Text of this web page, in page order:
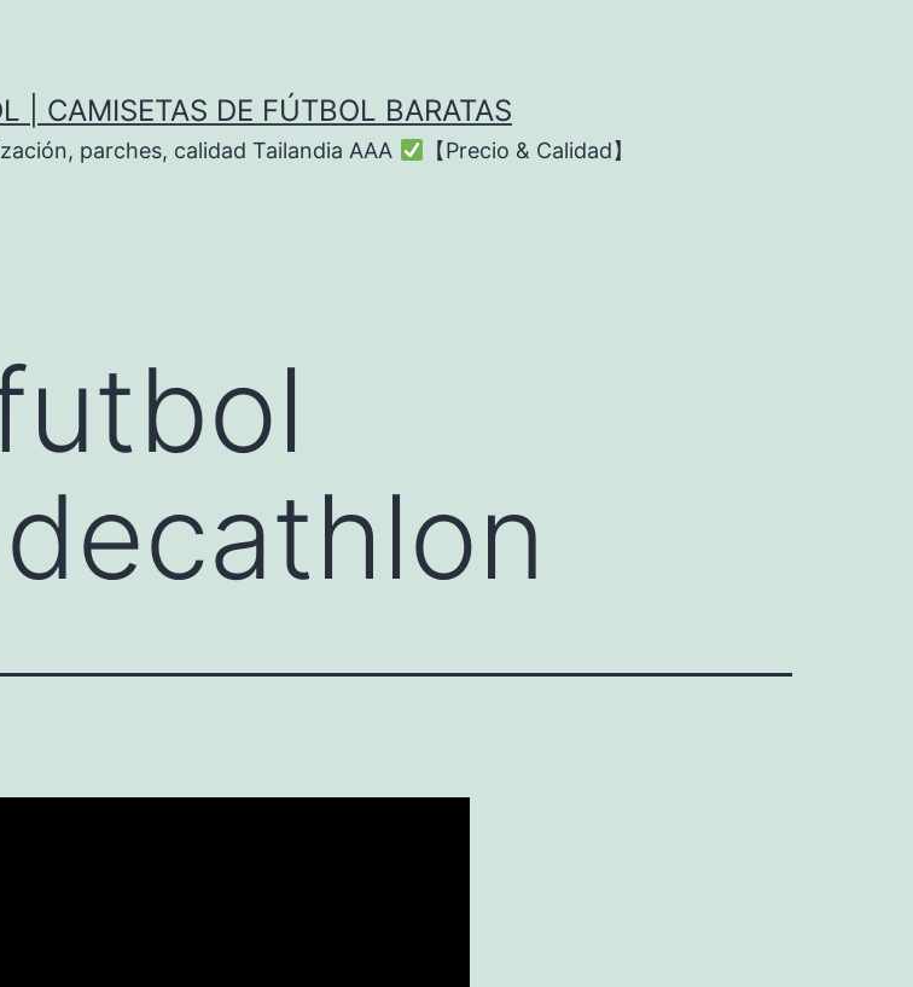
| CAMISETAS DE FÚTBOL BARATAS
parches, calidad Tailandia AAA 【Precio & Calidad】